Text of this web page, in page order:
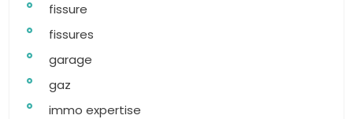
fissure
fissures
garage
gaz
immo expertise